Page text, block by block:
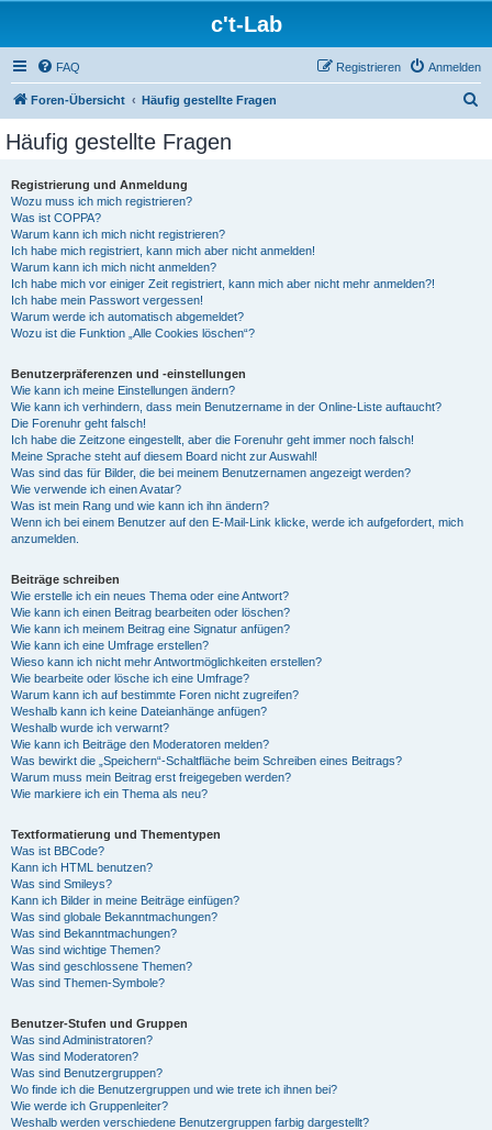
c't-Lab
FAQ Anmelden
Registrieren
Foren-Übersicht Häufig gestellte Fragen
Häufig gestellte Fragen
Registrierung und Anmeldung
Wozu muss ich mich registrieren?
Was ist COPPA?
Warum kann ich mich nicht registrieren?
Ich habe mich registriert, kann mich aber nicht anmelden!
Warum kann ich mich nicht anmelden?
Ich habe mich vor einiger Zeit registriert, kann mich aber nicht mehr anmelden?!
Ich habe mein Passwort vergessen!
Warum werde ich automatisch abgemeldet?
Wozu ist die Funktion „Alle Cookies löschen“?
Benutzerpräferenzen und -einstellungen
Wie kann ich meine Einstellungen ändern?
Wie kann ich verhindern, dass mein Benutzername in der Online-Liste auftaucht?
Die Forenuhr geht falsch!
Ich habe die Zeitzone eingestellt, aber die Forenuhr geht immer noch falsch!
Meine Sprache steht auf diesem Board nicht zur Auswahl!
Was sind das für Bilder, die bei meinem Benutzernamen angezeigt werden?
Wie verwende ich einen Avatar?
Was ist mein Rang und wie kann ich ihn ändern?
Wenn ich bei einem Benutzer auf den E-Mail-Link klicke, werde ich aufgefordert, mich
anzumelden.
Beiträge schreiben
Wie erstelle ich ein neues Thema oder eine Antwort?
Wie kann ich einen Beitrag bearbeiten oder löschen?
Wie kann ich meinem Beitrag eine Signatur anfügen?
Wie kann ich eine Umfrage erstellen?
Wieso kann ich nicht mehr Antwortmöglichkeiten erstellen?
Wie bearbeite oder lösche ich eine Umfrage?
Warum kann ich auf bestimmte Foren nicht zugreifen?
Weshalb kann ich keine Dateianhänge anfügen?
Weshalb wurde ich verwarnt?
Wie kann ich Beiträge den Moderatoren melden?
Was bewirkt die „Speichern“-Schaltfläche beim Schreiben eines Beitrags?
Warum muss mein Beitrag erst freigegeben werden?
Wie markiere ich ein Thema als neu?
Textformatierung und Thementypen
Was ist BBCode?
Kann ich HTML benutzen?
Was sind Smileys?
Kann ich Bilder in meine Beiträge einfügen?
Was sind globale Bekanntmachungen?
Was sind Bekanntmachungen?
Was sind wichtige Themen?
Was sind geschlossene Themen?
Was sind Themen-Symbole?
Benutzer-Stufen und Gruppen
Was sind Administratoren?
Was sind Moderatoren?
Was sind Benutzergruppen?
Wo finde ich die Benutzergruppen und wie trete ich ihnen bei?
Wie werde ich Gruppenleiter?
Weshalb werden verschiedene Benutzergruppen farbig dargestellt?